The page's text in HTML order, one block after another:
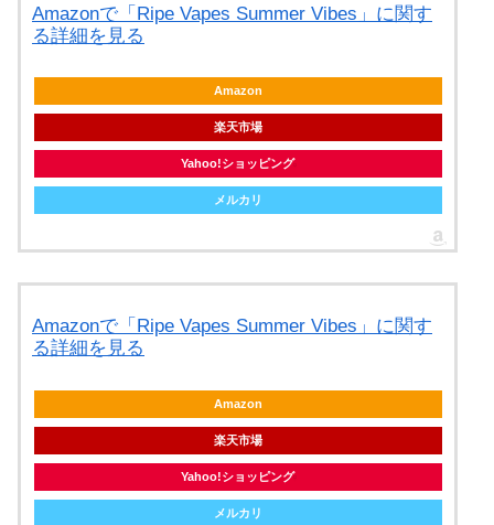
Amazonで「Ripe Vapes Summer Vibes」に関す
る詳細を見る
Amazon
楽天市場
Yahoo!ショッピング
メルカリ
Amazonで「Ripe Vapes Summer Vibes」に関す
る詳細を見る
Amazon
楽天市場
Yahoo!ショッピング
メルカリ